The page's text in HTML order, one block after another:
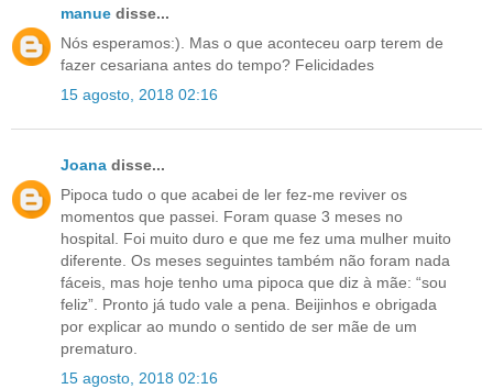
manue disse...
Nós esperamos:). Mas o que aconteceu oarp terem de
fazer cesariana antes do tempo? Felicidades
15 agosto, 2018 02:16
Joana disse...
Pipoca tudo o que acabei de ler fez-me reviver os
momentos que passei. Foram quase 3 meses no
hospital. Foi muito duro e que me fez uma mulher muito
diferente. Os meses seguintes também não foram nada
fáceis, mas hoje tenho uma pipoca que diz à mãe: “sou
feliz”. Pronto já tudo vale a pena. Beijinhos e obrigada
por explicar ao mundo o sentido de ser mãe de um
prematuro.
15 agosto, 2018 02:16